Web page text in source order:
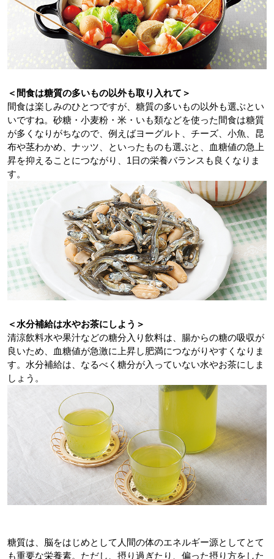
＜間食は糖質の多いもの以外も取り入れて＞
間食は楽しみのひとつですが、糖質の多いもの以外も選ぶとい
いですね。砂糖・小麦粉・米・いも類などを使った間食は糖質
が多くなりがちなので、例えばヨーグルト、チーズ、小魚、昆
布や茎わかめ、ナッツ、といったものも選ぶと、血糖値の急上
昇を抑えることにつながり、1日の栄養バランスも良くなりま
す。
＜水分補給は水やお茶にしよう＞
清涼飲料水や果汁などの糖分入り飲料は、腸からの糖の吸収が
良いため、血糖値が急激に上昇し肥満につながりやすくなりま
す。水分補給は、なるべく糖分が入っていない水やお茶にしま
しょう。
糖質は、脳をはじめとして人間の体のエネルギー源としてとて
も重要な栄養素。ただし、摂り過ぎたり、偏った摂り方をした